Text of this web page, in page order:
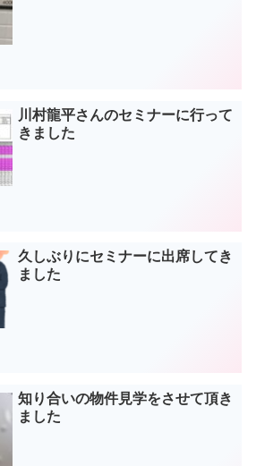
川村龍平さんのセミナーに行って
きました
久しぶりにセミナーに出席してき
ました
知り合いの物件見学をさせて頂き
ました